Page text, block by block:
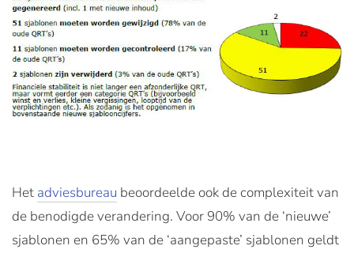
Het adviesbureau beoordeelde ook de complexiteit van
de benodigde verandering. Voor 90% van de ‘nieuwe’
sjablonen en 65% van de ‘aangepaste’ sjablonen geldt